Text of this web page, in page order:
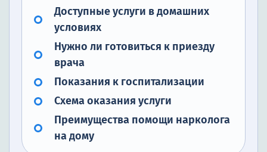
Доступные услуги в домашних
условиях
Нужно ли готовиться к приезду
врача
Показания к госпитализации
Схема оказания услуги
Преимущества помощи нарколога
на дому